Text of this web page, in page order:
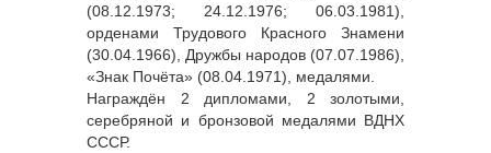
(08.12.1973; 24.12.1976; 06.03.1981),
орденами Трудового Красного Знамени
(30.04.1966), Дружбы народов (07.07.1986),
«Знак Почёта» (08.04.1971), медалями.
Награждён 2 дипломами, 2 золотыми,
серебряной и бронзовой медалями ВДНХ
СССР.